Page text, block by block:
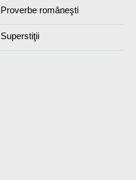
Proverbe româneşti
Superstiţii